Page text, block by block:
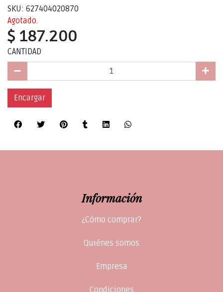
SKU: 627404020870
Agotado.
$ 187.200
CANTIDAD
Encargar
Información
¿Cómo comprar?
Quiénes somos
Empresa